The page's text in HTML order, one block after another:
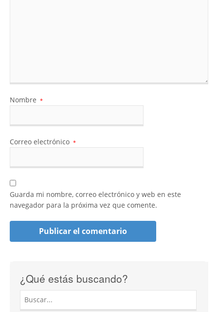
Nombre *
Correo electrónico *
Guarda mi nombre, correo electrónico y web en este
navegador para la próxima vez que comente.
¿Qué estás buscando?